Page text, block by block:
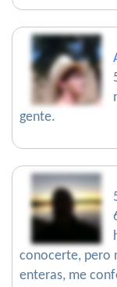
gente.
conocerte, pero
enteras, me